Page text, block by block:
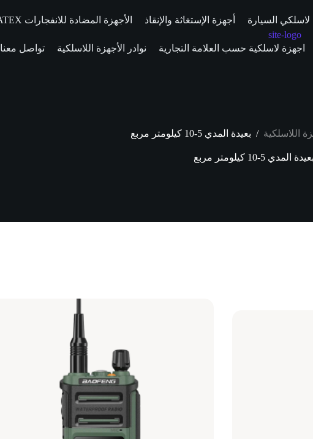
لاسلكي السيارة أجهزة الإستغاثة والإنقاذ الأجهزة المضادة للانفجارات ATEX
اجهزة لاسلكية حسب العلامة التجارية نوادر الأجهزة اللاسلكية تواصل معنا
اللاسلكية / بعيدة المدي 5-10 كيلومتر مربع
بعيدة المدي 5-10 كيلومتر مربع